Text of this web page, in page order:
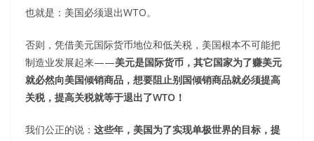
也就是：美国必须退出WTO。
否则，凭借美元国际货币地位和低关税，美国根本不可能把
制造业发展起来——美元是国际货币，其它国家为了赚美元
就必然向美国倾销商品，想要阻止别国倾销商品就必须提高
关税，提高关税就等于退出了WTO！
我们公正的说： 这些年，美国为了实现单极世界的目标，提